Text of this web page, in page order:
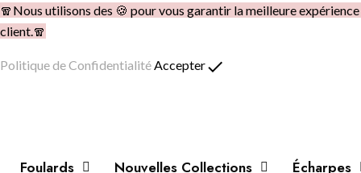
🧣Nous utilisons des 🍪 pour vous garantir la meilleure
client.🧣
Politique de ConfidentialitéAccepterdone
Foulards Nouvelles Collections Écharpes